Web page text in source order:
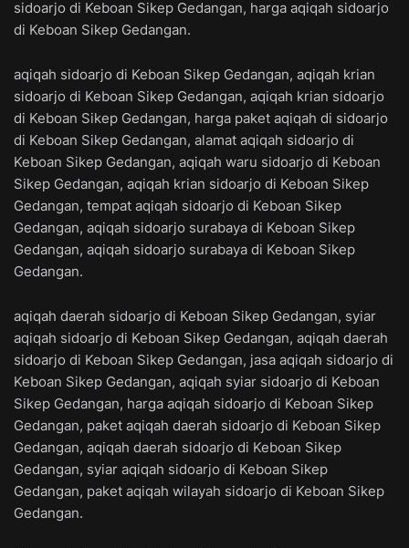
sidoarjo di Keboan Sikep Gedangan, harga aqiqah sidoarjo
di Keboan Sikep Gedangan.
aqiqah sidoarjo di Keboan Sikep Gedangan, aqiqah krian
sidoarjo di Keboan Sikep Gedangan, aqiqah krian sidoarjo
di Keboan Sikep Gedangan, harga paket aqiqah di sidoarjo
di Keboan Sikep Gedangan, alamat aqiqah sidoarjo di
Keboan Sikep Gedangan, aqiqah waru sidoarjo di Keboan
Sikep Gedangan, aqiqah krian sidoarjo di Keboan Sikep
Gedangan, tempat aqiqah sidoarjo di Keboan Sikep
Gedangan, aqiqah sidoarjo surabaya di Keboan Sikep
Gedangan, aqiqah sidoarjo surabaya di Keboan Sikep
Gedangan.
aqiqah daerah sidoarjo di Keboan Sikep Gedangan, syiar
aqiqah sidoarjo di Keboan Sikep Gedangan, aqiqah daerah
sidoarjo di Keboan Sikep Gedangan, jasa aqiqah sidoarjo di
Keboan Sikep Gedangan, aqiqah syiar sidoarjo di Keboan
Sikep Gedangan, harga aqiqah sidoarjo di Keboan Sikep
Gedangan, paket aqiqah daerah sidoarjo di Keboan Sikep
Gedangan, aqiqah daerah sidoarjo di Keboan Sikep
Gedangan, syiar aqiqah sidoarjo di Keboan Sikep
Gedangan, paket aqiqah wilayah sidoarjo di Keboan Sikep
Gedangan.